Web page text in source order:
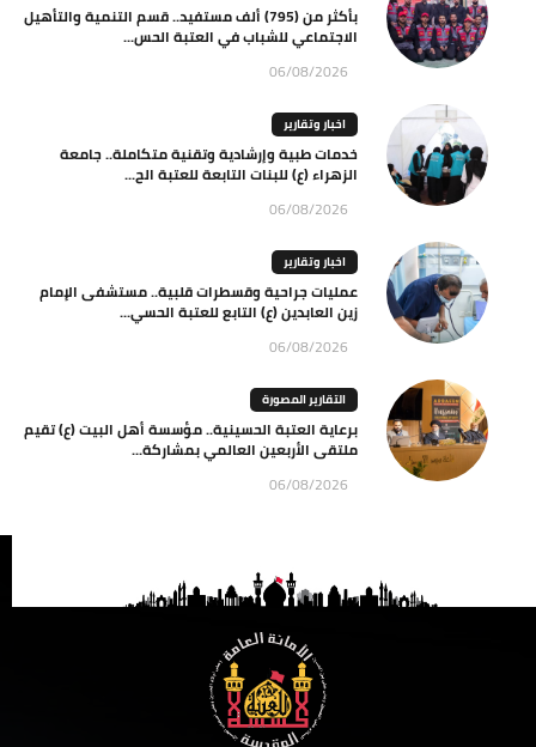
بأكثر من (795) ألف مستفيد.. قسم التنمية والتأهيل
الاجتماعي للشباب في العتبة الحس...
06/08/2026
اخبار وتقارير
خدمات طبية وإرشادية وتقنية متكاملة.. جامعة
الزهراء (ع) للبنات التابعة للعتبة الح...
06/08/2026
اخبار وتقارير
عمليات جراحية وقسطرات قلبية.. مستشفى الإمام
زين العابدين (ع) التابع للعتبة الحسي...
06/08/2026
التقارير المصورة
برعاية العتبة الحسينية.. مؤسسة أهل البيت (ع) تقيم
ملتقى الأربعين العالمي بمشاركة...
06/08/2026